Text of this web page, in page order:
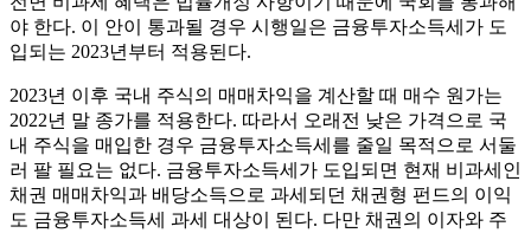
야 한다. 이 안이 통과될 경우 시행일은 금융투자소득세가 도
입되는 2023년부터 적용된다.
2023년 이후 국내 주식의 매매차익을 계산할 때 매수 원가는
2022년 말 종가를 적용한다. 따라서 오래전 낮은 가격으로 국
내 주식을 매입한 경우 금융투자소득세를 줄일 목적으로 서둘
러 팔 필요는 없다. 금융투자소득세가 도입되면 현재 비과세인
채권 매매차익과 배당소득으로 과세되던 채권형 펀드의 이익
도 금융투자소득세 과세 대상이 된다. 다만 채권의 이자와 주